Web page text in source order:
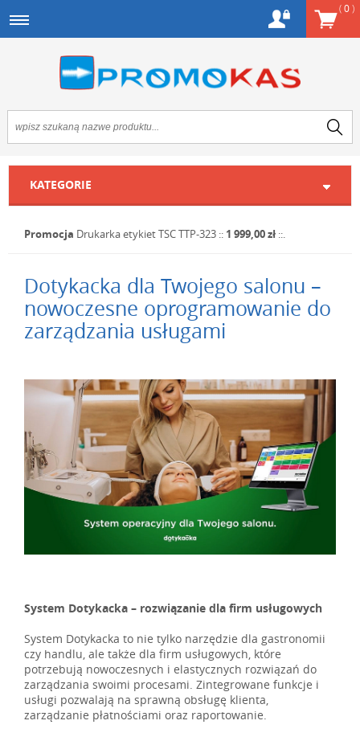
(0)
KATEGORIE
Promocja Drukarka etykiet TSC TTP-323 :: 1 999,00 zł ::.
Dotykacka dla Twojego salonu –
nowoczesne oprogramowanie do
zarządzania usługami
System Dotykacka – rozwiązanie dla firm usługowych
System Dotykacka to nie tylko narzędzie dla gastronomii
czy handlu, ale także dla firm usługowych, które
potrzebują nowoczesnych i elastycznych rozwiązań do
zarządzania swoimi procesami. Zintegrowane funkcje i
usługi pozwalają na sprawną obsługę klienta,
zarządzanie płatnościami oraz raportowanie.